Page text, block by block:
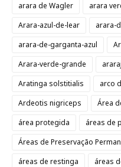
arara de Wagler
arara
Arara-azul-de-lear
arara-
arara-de-garganta-azul
Arara-verde-grande
Aratinga solstitialis
arco
Ardeotis nigriceps
Área
área protegida
áreas de
Áreas de Preservação
áreas de restinga
áreas